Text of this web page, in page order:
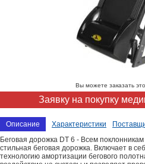
Вы можете заказать
Заявку на покупку
Описание Характеристики
Беговая дорожка DT 6 - Всем
стильная беговая дорожка. Включает в
технологию амортизации бегового